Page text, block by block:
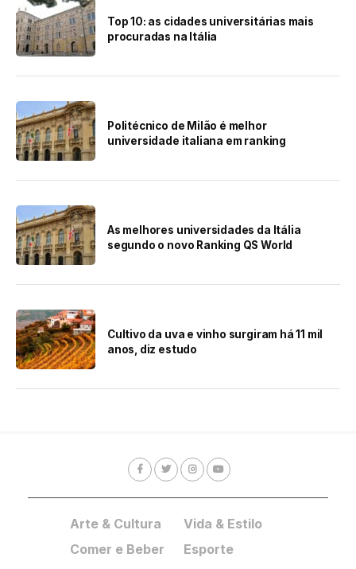
Top 10: as cidades universitárias mais
procuradas na Itália
Politécnico de Milão é melhor
universidade italiana em ranking
As melhores universidades da Itália
segundo o novo Ranking QS World
Cultivo da uva e vinho surgiram há 11 mil
anos, diz estudo
Arte & Cultura
Comer e Beber
Vida & Estilo
Esporte